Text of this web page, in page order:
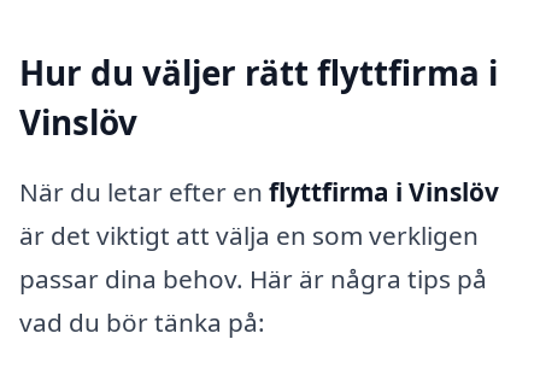
Hur du väljer rätt flyttfirma i
Vinslöv
När du letar efter en flyttfirma i Vinslöv
är det viktigt att välja en som verkligen
passar dina behov. Här är några tips på
vad du bör tänka på: